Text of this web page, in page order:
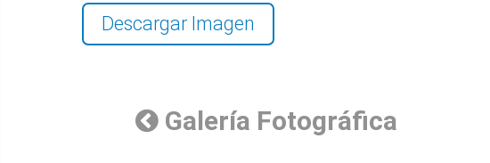
Descargar Imagen
Galería Fotográfica